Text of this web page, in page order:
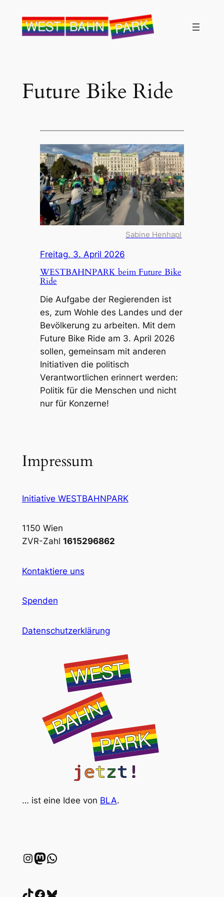
Future Bike Ride
Sabine Henhapl
Freitag, 3. April 2026
WESTBAHNPARK beim Future Bike
Ride
Die Aufgabe der Regierenden ist
es, zum Wohle des Landes und der
Bevölkerung zu arbeiten. Mit dem
Future Bike Ride am 3. April 2026
sollen, gemeinsam mit anderen
Initiativen die politisch
Verantwortlichen erinnert werden:
Politik für die Menschen und nicht
nur für Konzerne!
Impressum
Initiative WESTBAHNPARK
1150 Wien
ZVR-Zahl 1615296862
Kontaktiere uns
Spenden
Datenschutzerklärung
… ist eine Idee von BLA.
Instagramwien.rocks WhatsApp
TikTok Facebook Bluesky